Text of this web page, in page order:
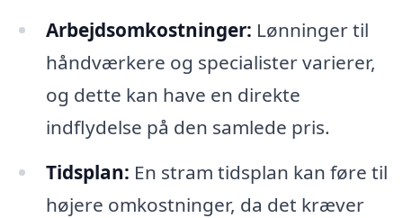
Arbejdsomkostninger: Lønninger til
håndværkere og specialister varierer,
og dette kan have en direkte
indflydelse på den samlede pris.
Tidsplan: En stram tidsplan kan føre til
højere omkostninger, da det kræver